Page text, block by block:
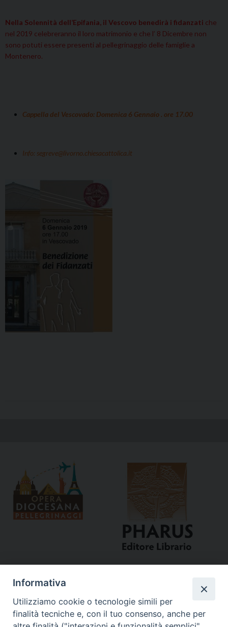
Nella Solennità dell’Epifania, il Vescovo benedirà i fidanzati che
nel 2019 celebreranno il loro matrimonio e che l’ 8 Dicembre non
sono potuti essere presenti al pellegrinaggio delle famiglie a
Montenero.
Cappella del Vescovado: Domenica 6 Gennaio . ore 17.00
Info: segreve@livorno.chiesacattolica.it
Informativa
Utilizziamo cookie o tecnologie simili per
finalità tecniche e, con il tuo consenso, anche per